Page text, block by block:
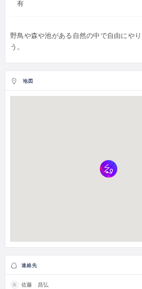
有
野鳥や森や池がある自然の中で自由にや
う。
地図
連絡先
佐藤 昌弘